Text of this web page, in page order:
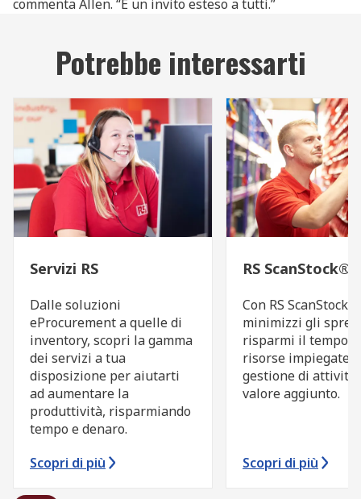
commenta Allen. “È un invito esteso a tutti.”
Potrebbe interessarti
Servizi RS
Dalle soluzioni
eProcurement a quelle di
inventory, scopri la gamma
dei servizi a tua
disposizione per aiutarti
ad aumentare la
produttività, risparmiando
tempo e denaro.
Scopri di più
RS ScanStock®
Con RS
minimizzi gli
risparmi il tempo
risorse impiegate
gestione di attività
valore aggiunto.
Scopri di più